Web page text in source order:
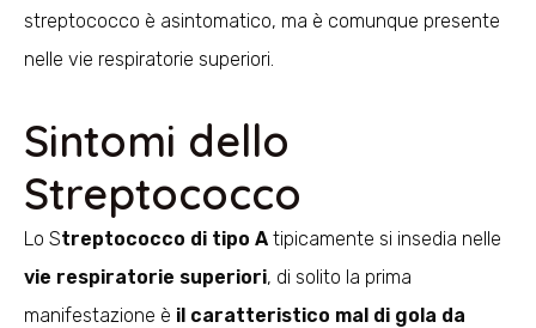
streptococco è asintomatico, ma è comunque presente
nelle vie respiratorie superiori.
Sintomi dello
Streptococco
Lo Streptococco di tipo A tipicamente si insedia nelle
vie respiratorie superiori, di solito la prima
manifestazione è il caratteristico mal di gola da